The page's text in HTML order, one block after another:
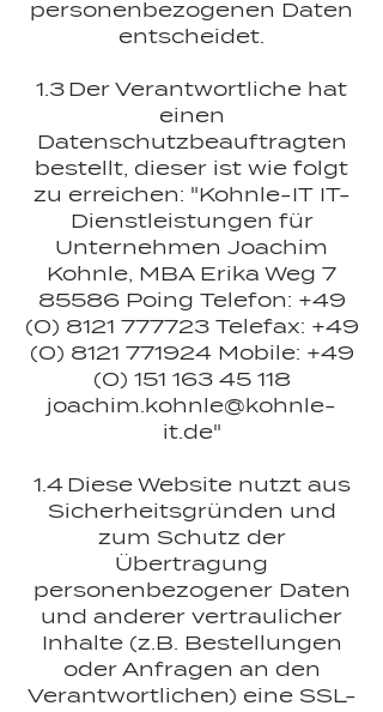
personenbezogenen Daten
entscheidet.
1.3 Der Verantwortliche hat
einen
Datenschutzbeauftragten
bestellt, dieser ist wie folgt
zu erreichen: "Kohnle-IT IT-
Dienstleistungen für
Unternehmen Joachim
Kohnle, MBA Erika Weg 7
85586 Poing Telefon: +49
(0) 8121 777723Telefax: +49
(0) 8121 771924Mobile: +49
(0) 151 163 45 118
joachim.kohnle@kohnle-
it.de"
1.4 Diese Website nutzt aus
Sicherheitsgründen und
zum Schutz der
Übertragung
personenbezogener Daten
und anderer vertraulicher
Inhalte (z.B. Bestellungen
oder Anfragen an den
Verantwortlichen) eine SSL-